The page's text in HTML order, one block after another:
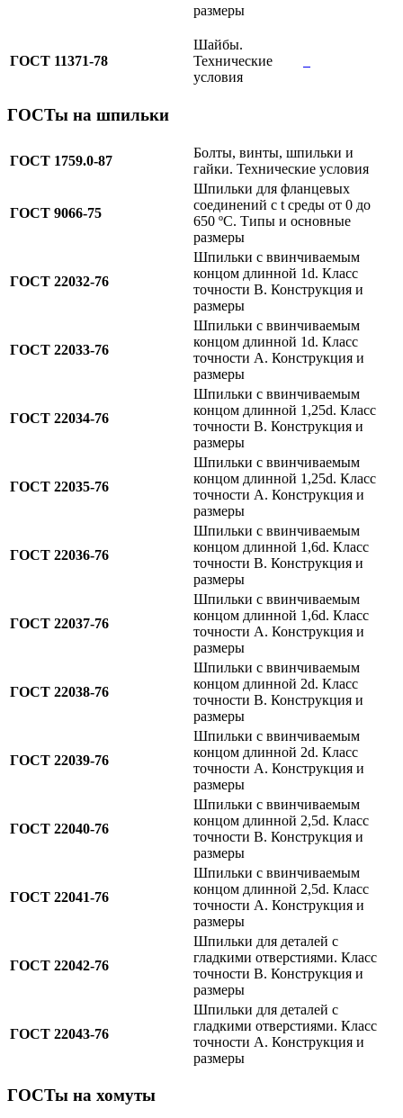
размеры
ГОСТ 11371-78
Шайбы.
Технические
условия
ГОСТы на шпильки
ГОСТ 1759.0-87
Болты, винты, шпильки и
гайки. Технические условия
ГОСТ 9066-75
Шпильки для фланцевых
соединений с t среды от 0 до
650 ºC. Типы и основные
размеры
ГОСТ 22032-76
Шпильки с ввинчиваемым
концом длинной 1d. Класс
точности B. Конструкция и
размеры
ГОСТ 22033-76
Шпильки с ввинчиваемым
концом длинной 1d. Класс
точности A. Конструкция и
размеры
ГОСТ 22034-76
Шпильки с ввинчиваемым
концом длинной 1,25d. Класс
точности B. Конструкция и
размеры
ГОСТ 22035-76
Шпильки с ввинчиваемым
концом длинной 1,25d. Класс
точности A. Конструкция и
размеры
ГОСТ 22036-76
Шпильки с ввинчиваемым
концом длинной 1,6d. Класс
точности B. Конструкция и
размеры
ГОСТ 22037-76
Шпильки с ввинчиваемым
концом длинной 1,6d. Класс
точности A. Конструкция и
размеры
ГОСТ 22038-76
Шпильки с ввинчиваемым
концом длинной 2d. Класс
точности B. Конструкция и
размеры
ГОСТ 22039-76
Шпильки с ввинчиваемым
концом длинной 2d. Класс
точности A. Конструкция и
размеры
ГОСТ 22040-76
Шпильки с ввинчиваемым
концом длинной 2,5d. Класс
точности B. Конструкция и
размеры
ГОСТ 22041-76
Шпильки с ввинчиваемым
концом длинной 2,5d. Класс
точности A. Конструкция и
размеры
ГОСТ 22042-76
Шпильки для деталей с
гладкими отверстиями. Класс
точности B. Конструкция и
размеры
ГОСТ 22043-76
Шпильки для деталей с
гладкими отверстиями. Класс
точности A. Конструкция и
размеры
ГОСТы на хомуты